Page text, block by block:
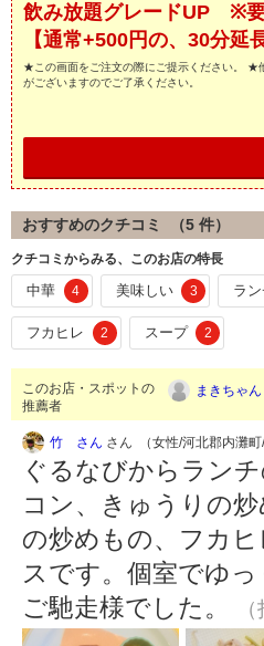
飲み放題グレードUP ※
【通常+500円の、30分
★この画面をご注文の際にご提示ください。 ★
がございますのでご了承ください。
おすすめのクチコミ （5 件）
クチコミからみる、このお店の特長
中華 4 美味しい 3 ラン
フカヒレ 2 スープ 2
このお店・スポットの
推薦者
まきちゃん
竹 さん さん （女性/河北郡内灘町/
ぐるなびからラン
コン、きゅうりの
の炒めもの、フカ
スです。個室でゆ
ご馳走様でした。